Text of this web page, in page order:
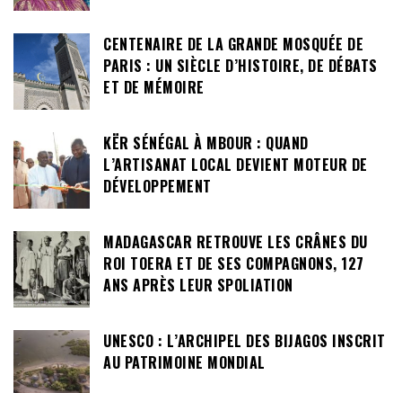
CENTENAIRE DE LA GRANDE MOSQUÉE DE
PARIS : UN SIÈCLE D’HISTOIRE, DE DÉBATS
ET DE MÉMOIRE
KËR SÉNÉGAL À MBOUR : QUAND
L’ARTISANAT LOCAL DEVIENT MOTEUR DE
DÉVELOPPEMENT
MADAGASCAR RETROUVE LES CRÂNES DU
ROI TOERA ET DE SES COMPAGNONS, 127
ANS APRÈS LEUR SPOLIATION
UNESCO : L’ARCHIPEL DES BIJAGOS INSCRIT
AU PATRIMOINE MONDIAL